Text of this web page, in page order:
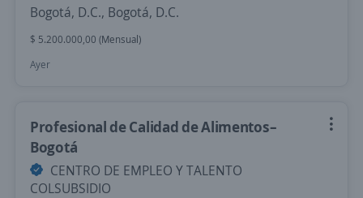
Bogotá, D.C., Bogotá, D.C.
$ 5.200.000,00 (Mensual)
Ayer
Profesional de Calidad de Alimentos–
Bogotá
CENTRO DE EMPLEO Y TALENTO
COLSUBSIDIO